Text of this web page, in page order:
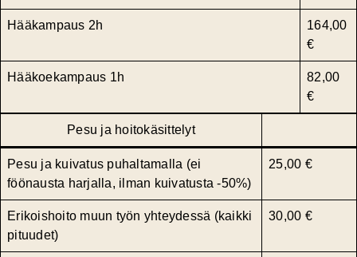
Hääkampaus 2h
164,00
€
Hääkoekampaus 1h
82,00
€
Pesu ja hoitokäsittelyt
Pesu ja kuivatus puhaltamalla (ei
föönausta harjalla, ilman kuivatusta -50%)
25,00 €
Erikoishoito muun työn yhteydessä (kaikki
pituudet)
30,00 €